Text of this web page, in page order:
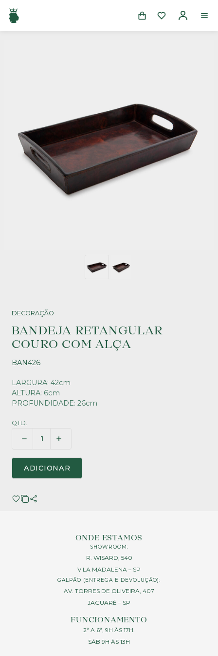
DECORAÇÃO
BANDEJA RETANGULAR
COURO COM ALÇA
BAN426
LARGURA: 42cm
ALTURA: 6cm
PROFUNDIDADE: 26cm
QTD.
ADICIONAR
ONDE ESTAMOS
SHOWROOM:
R. WISARD, 540
VILA MADALENA – SP
GALPÃO (ENTREGA E DEVOLUÇÃO):
AV. TORRES DE OLIVEIRA, 407
JAGUARÉ – SP
FUNCIONAMENTO
2ª A 6ª, 9H ÀS 17H.
SÁB 9H ÀS 13H